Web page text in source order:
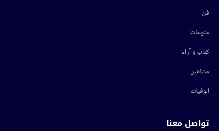
فن
منوعات
كتاب و آراء
مشاهير
الوفيات
تواصل معنا